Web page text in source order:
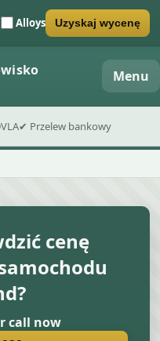
Alloys
wyceny Uzyskaj wycenę
Menu
✔ Przelew bankowy
cenę
call now